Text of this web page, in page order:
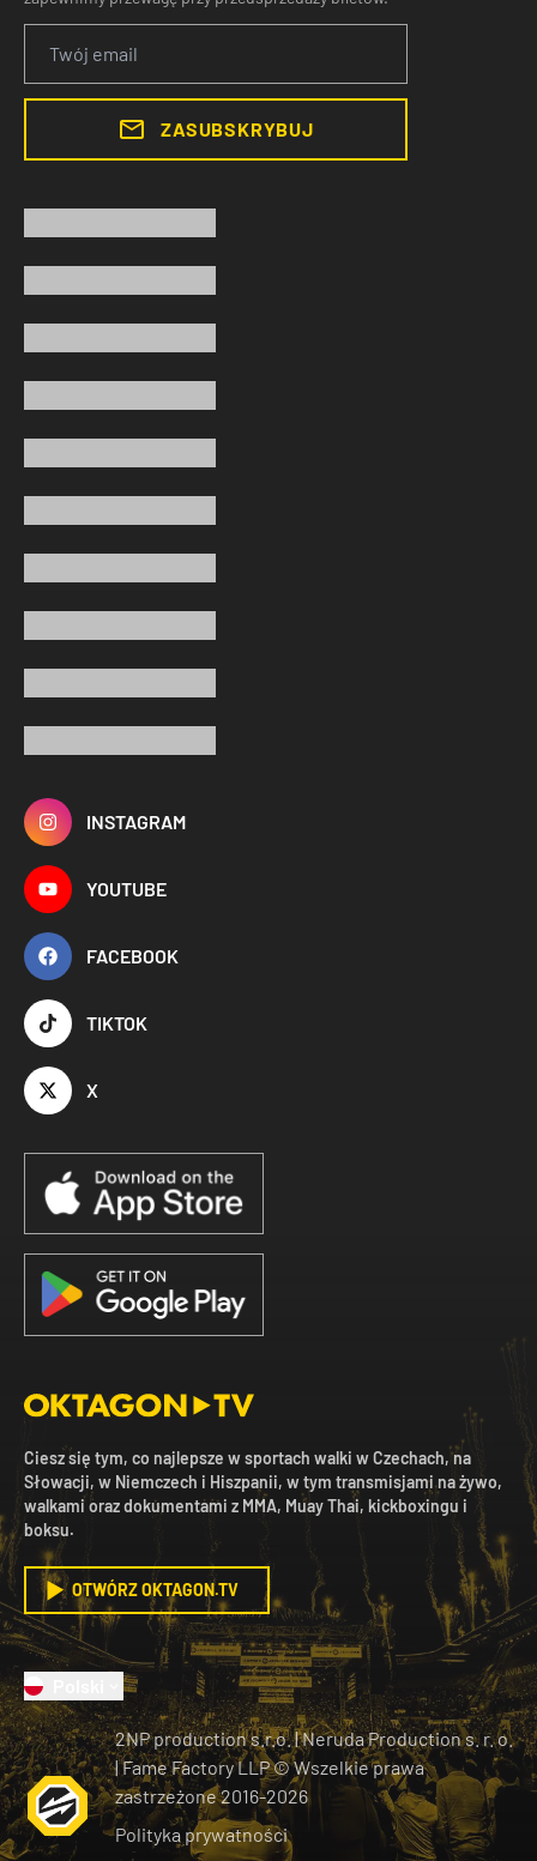
ZASUBSKRYBUJ
INSTAGRAM
YOUTUBE
FACEBOOK
TIKTOK
X
Ciesz się tym, co najlepsze w sportach walki w Czechach, na
Słowacji, w Niemczech i Hiszpanii, w tym transmisjami na żywo,
walkami oraz dokumentami z MMA, Muay Thai, kickboxingu i
boksu.
OTWÓRZ OKTAGON.TV
2NP production s.r.o.|Neruda Production s. r. o.
| Fame Factory LLP © Wszelkie prawa
zastrzeżone2016-2026
Polityka prywatności